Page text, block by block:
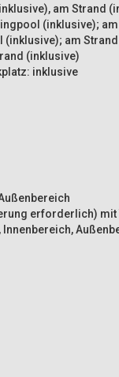
am Strand
(inklusive);
am
(inklusive)
inklusive
erforderlich) mit